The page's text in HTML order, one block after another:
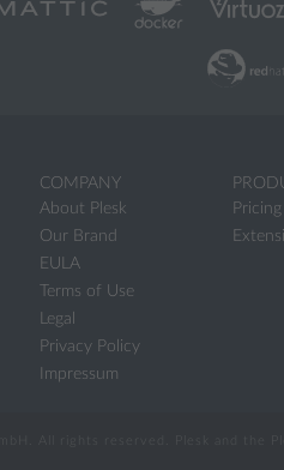
COMPANY
About Plesk
Our Brand
EULA
Terms of Use
Legal
Privacy Policy
Impressum
Pricing